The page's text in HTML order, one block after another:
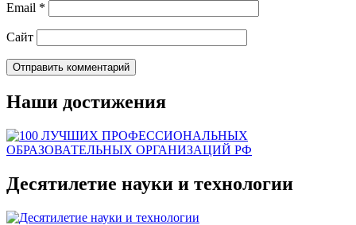
Email *
Сайт
Наши достижения
Десятилетие науки и технологии